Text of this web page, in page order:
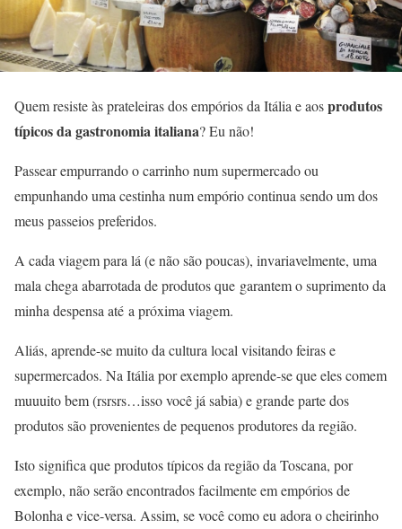
Quem resiste às prateleiras dos empórios da Itália e aosprodutos
típicos da gastronomia italiana? Eu não!
Passear empurrando o carrinho num supermercado ou
empunhando uma cestinha num empório continua sendo um dos
meus passeios preferidos.
A cada viagem para lá (e não são poucas), invariavelmente, uma
mala chega abarrotada de produtos que garantem o suprimento da
minha despensa até a próxima viagem.
Aliás, aprende-se muito da cultura local visitando feiras e
supermercados. Na Itália por exemplo aprende-se que eles comem
muuuito bem (rsrsrs…isso você já sabia) e grande parte dos
produtos são provenientes de pequenos produtores da região.
Isto significa que produtos típicos da região da Toscana, por
exemplo, não serão encontrados facilmente em empórios de
Bolonha e vice-versa. Assim, se você como eu adora o cheirinho